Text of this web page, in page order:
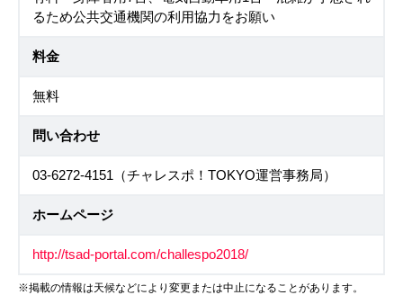
るため公共交通機関の利用協力をお願い
料金
無料
問い合わせ
03-6272-4151（チャレスポ！TOKYO運営事務局）
ホームページ
http://tsad-portal.com/challespo2018/
※掲載の情報は天候などにより変更または中止になることがあります。